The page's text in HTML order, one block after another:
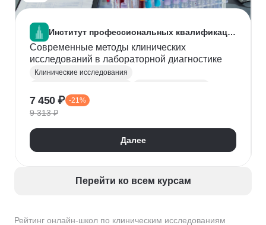
Рейтинг онлайн-школ по клиническим исследованиям
Институт профессиональных квалификаций
Современные методы клинических
исследований в лабораторной диагностике
Клинические исследования
Медицина
Первая помощь
7 450 ₽ -21%
9 313 ₽
Далее
Перейти ко всем курсам